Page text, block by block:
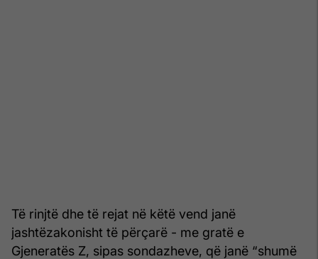
Të rinjtë dhe të rejat në këtë vend janë
jashtëzakonisht të përçarë - me gratë e
Gjeneratës Z, sipas sondazheve, që janë “shumë